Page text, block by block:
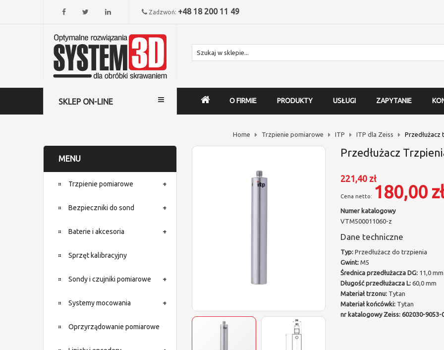
Zadzwoń: +48 18 200 11 49
SKLEP ON-LINE O FIRMIE PRODUKTY USŁUGI ZAPYTANIE
Home Trzpienie pomiarowe ITP ITP dla Zeiss Przedłużacz
MENU
Trzpienie pomiarowe
Bezpieczniki do sond
Baterie i akcesoria
Sprzęt kalibracyjny
Sondy i czujniki pomiarowe
Systemy mocowania
Oprzyrządowanie pomiarowe
Przedłużacz
221,40 zł
180,00 zł
Numer katalogowy
VTM500011060-z
Dane techniczne
Typ:Przedłużacz do trzpienia
Gwint:M5
Średnica przedłużacza DG: 11,0 mm
Długość przedłużacza L: 60,0 mm
Materiał trzonu:Tytan
Materiał końcówki:Tytan
nr katalogowy Zeiss: 602030-9053-